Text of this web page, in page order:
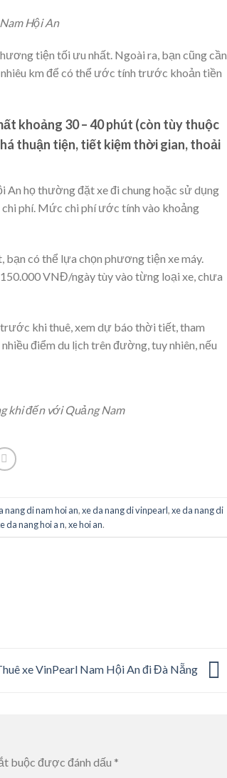
Hội An
tiện tối ưu nhất. Ngoài ra, bạn cũng cần
km để có thể ước tính trước khoản tiền
khoảng 30 – 40 phút (còn tùy thuộc
thuận tiện, tiết kiệm thời gian, thoải
An họ thường đặt xe đi chung hoặc sử dụng
phí. Mức chi phí ước tính vào khoảng
có thể lựa chọn phương tiện xe máy.
VNĐ/ngày tùy vào từng loại xe, chưa
khi thuê, xem dự báo thời tiết, tham
điểm du lịch trên đường, tuy nhiên, nếu
khi đến với Quảng Nam
nang di nam hoi an,xe da nang di vinpearl,xe da nang di
da nang hoi a n,xe hoi an.
xe VinPearl Nam Hội An đi Đà Nẵng
buộc được đánh dấu *